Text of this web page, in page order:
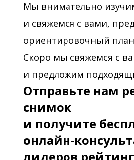
Мы внимательно
и свяжемся с вами,
ориентировочный
Скоро мы свяжемся с
и предложим
Отправьте нам
снимок
и получите
онлайн-
лидеров